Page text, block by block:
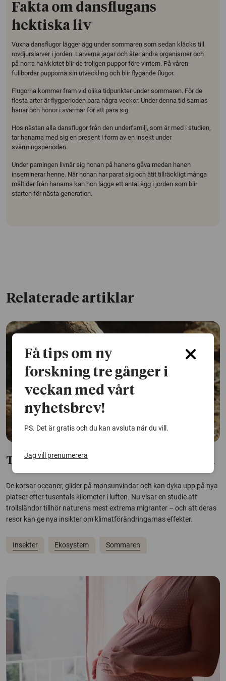
Fakta om dansflugans
hektiska liv
Vuxna dansflugor lägger ägg under sommaren som sedan kläcks till
rovdjurslarver i jorden. Larverna jagar och äter andra organismer och
på norra halvklotet blir de troligen puppor före vintern. På våren
fullbordar pupporna sin utveckling och blir flygande flugor.
Flugorna kommer fram vid olika tidpunkter under sommaren. För de
flesta arter är flygperioden bara några veckor. Under denna tid samlas
hanar och honor i svärmar för att para sig.
Hos nästan alla dansflugor från den underfamilj, som är med i studien,
tar hanarna med sig en present i form av en insekt under
svärmingsperioden.
Under parningen livnär sig honan på hanens gåva medan hanen
inseminerar henne. När honan har parat sig och ätit tillräckligt många
måltider från hanarna kan hon lägga ett antal ägg i jorden som blir
starten för nästa generation.
Relaterade artiklar
Trollsländor flyger över enorma avstånd
De korsar oceaner, glider på monsunvindar och kan dyka upp på nya
platser efter tusentals kilometer i luften. Nu visar en studie att
trollsländor tillhör naturens mest extrema migranter – och att deras
resor kan ge nya insikter om klimatförändringarnas effekter.
Insekter Ekosystem Sommaren
Få tips om ny
forskning tre gånger i
veckan med vårt
nyhetsbrev!
PS. Det är gratis och du kan avsluta när du vill.
Jag vill prenumerera